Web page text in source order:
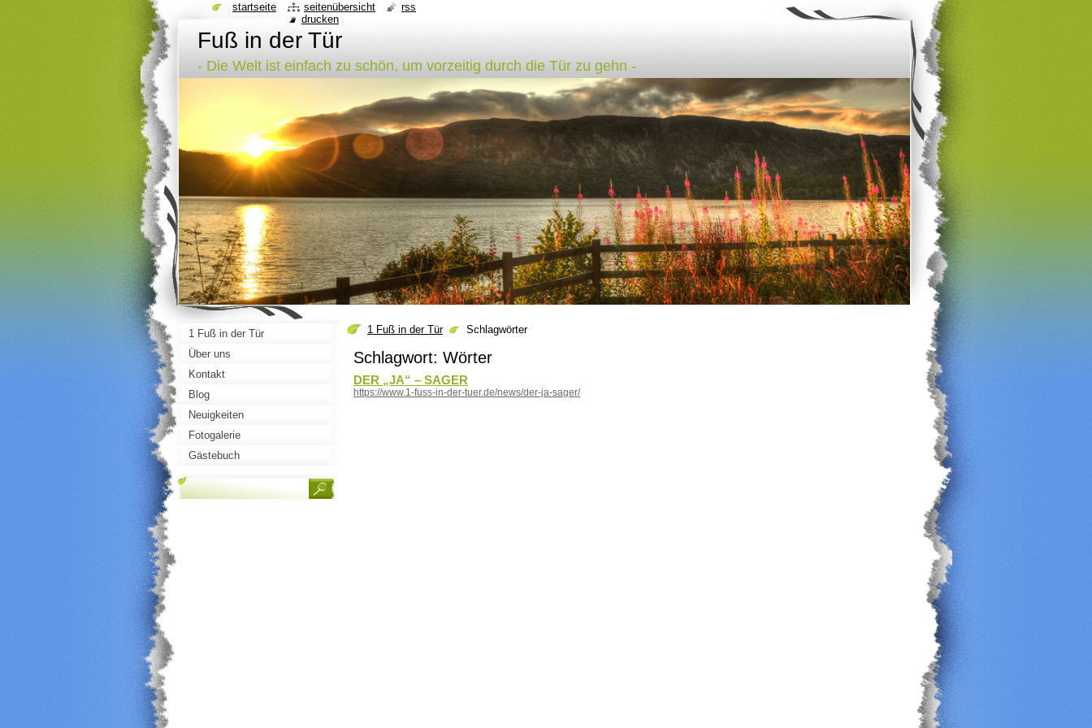
Fuß in der Tür
- Die Welt ist einfach zu schön, um vorzeitig durch die Tür zu gehn -
1 Fuß in der Tür Schlagwörter
Schlagwort: Wörter
DER „JA“ – SAGER
https://www.1-fuss-in-der-tuer.de/news/der-ja-sager/
1 Fuß in der Tür
Über uns
Kontakt
Blog
Neuigkeiten
Fotogalerie
Gästebuch
startseite seitenübersicht
rss
drucken